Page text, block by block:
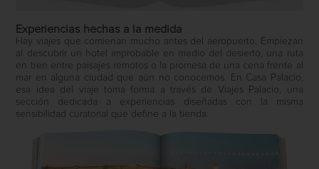
Experiencias hechas a la medida
Hay viajes que comienan mucho antes del aeropuerto. Empiezan
al descubrir un hotel improbable en medio del desierto, una ruta
en tren entre paisajes remotos o la promesa de una cena frente al
mar en alguna ciudad que aún no conocemos. En Casa Palacio,
esa idea del viaje toma forma a través de Viajes Palacio, una
sección dedicada a experiencias diseñadas con la misma
sensibilidad curatorial que define a la tienda.